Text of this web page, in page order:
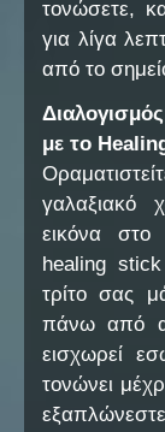
τονώσετε,
για λίγα
από το
με το
γαλαξιακό
εικόνα στο
healing
τρίτο σας
πάνω από
εισχωρεί
τονώνει